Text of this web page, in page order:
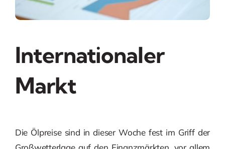
Internationaler
Markt
Die Ölpreise sind in dieser Woche fest im Griff der